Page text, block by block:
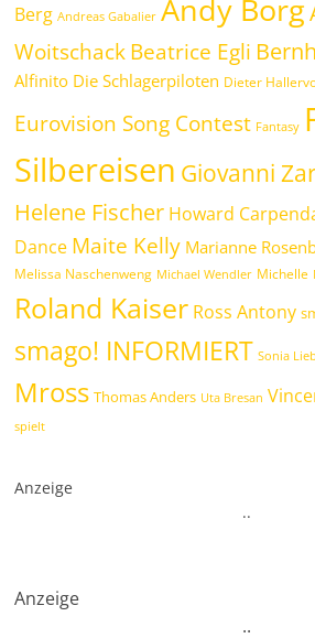
Berg Andreas Gabalier Andy Borg
WoitschackBeatrice Egli
Alfinito Die Schlagerpiloten Dieter
Eurovision Song Contest Fantasy
Silbereisen Giovanni
Helene Fischer Howard
Dance Maite Kelly Marianne
Melissa Naschenweng Michael Wendler Michelle
Roland Kaiser Ross Antony
smago! INFORMIERT Sonia
Mross Thomas Anders Uta Bresan
spielt
Anzeige
..
Anzeige
..